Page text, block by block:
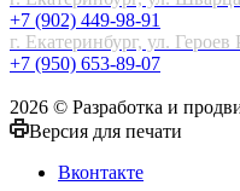
+7 (902) 449-98-91
г. Екатеринбург, ул.
+7 (950) 653-89-07
2026 © Разработка и
Версия для печати
Вконтакте